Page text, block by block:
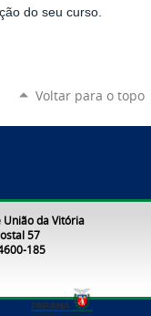
do seu curso.
Voltar para o topo
da Vitória
57
185